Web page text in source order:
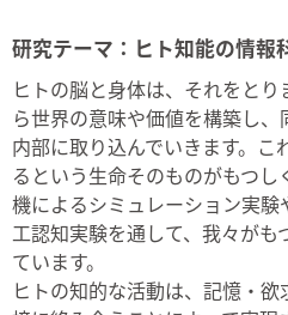
研究テーマ：ヒト知能の情報
ヒトの脳と身体は、それをと
ら世界の意味や価値を構築し
内部に取り込んでいきます。こ
るという生命そのものがもつ
機によるシミュレーション実
工認知実験を通して、我々がも
ています。
ヒトの知的な活動は、記憶・